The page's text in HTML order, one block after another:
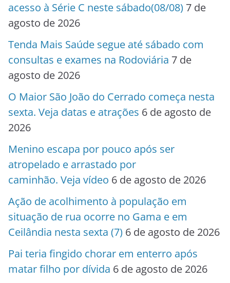
acesso à Série C neste sábado(08/08) 7 de
agosto de 2026
Tenda Mais Saúde segue até sábado com
consultas e exames na Rodoviária 7 de
agosto de 2026
O Maior São João do Cerrado começa nesta
sexta. Veja datas e atrações 6 de agosto de
2026
Menino escapa por pouco após ser
atropelado e arrastado por
caminhão. Veja vídeo 6 de agosto de 2026
Ação de acolhimento à população em
situação de rua ocorre no Gama e em
Ceilândia nesta sexta (7) 6 de agosto de 2026
Pai teria fingido chorar em enterro após
matar filho por dívida 6 de agosto de 2026